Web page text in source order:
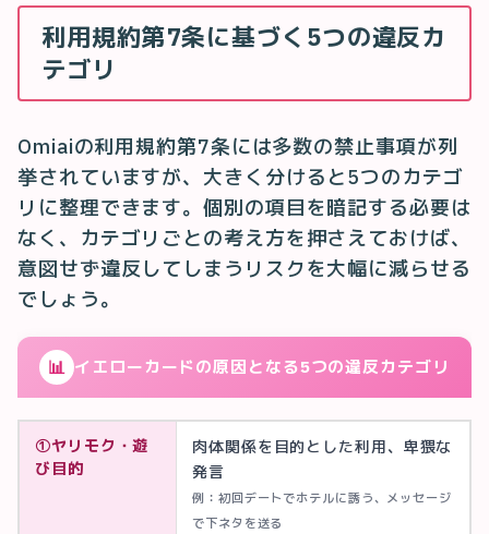
利用規約第7条に基づく5つの違反カ
テゴリ
Omiaiの利用規約第7条には多数の禁止事項が列
挙されていますが、大きく分けると5つのカテゴ
リに整理できます。個別の項目を暗記する必要は
なく、カテゴリごとの考え方を押さえておけば、
意図せず違反してしまうリスクを大幅に減らせる
でしょう。
📊 イエローカードの原因となる5つの違反カテゴリ
①ヤリモク・遊
び目的
肉体関係を目的とした利用、卑猥な
発言
例：初回デートでホテルに誘う、メッセージ
で下ネタを送る